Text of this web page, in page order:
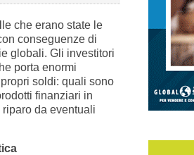
che erano state le
conseguenze di
globali. Gli investitori
porta enormi
soldi: quali sono
finanziari in
da eventuali